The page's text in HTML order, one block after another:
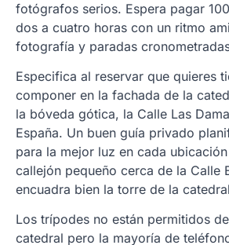
fotógrafos serios. Espera pagar
dos a cuatro horas con un ritmo
fotografía y paradas
Especifica al reservar que quieres
componer en la fachada de la
la bóveda gótica, la Calle Las
España. Un buen guía privado
para la mejor luz en cada
callejón pequeño cerca de la Calle
encuadra bien la torre de la
Los trípodes no están permitidos
catedral pero la mayoría de